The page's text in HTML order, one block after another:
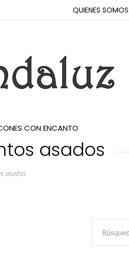
QUIENES SOMOS
CON ENCANTO
asados
asados